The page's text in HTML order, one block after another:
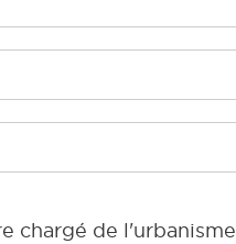
chargé de l'urbanisme